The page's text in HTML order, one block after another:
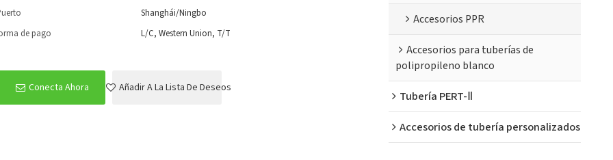
Shanghái/Ningbo
de pago
L/C, Western Union, T/T
Conecta Ahora Añadir A La Lista De Deseos
Accesorios PPR
Accesorios para tuberías de
polipropileno blanco
Tubería PERT-Ⅱ
Accesorios de tubería personalizados